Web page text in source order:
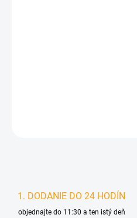
1. DODANIE DO 24 HODÍN
objednajte do 11:30 a ten istý deň